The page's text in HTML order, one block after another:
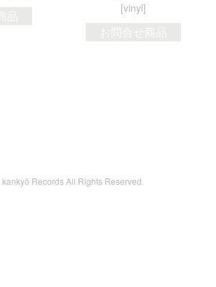
品
[vinyl]
お問合せ商品
Records All Rights Reserved.